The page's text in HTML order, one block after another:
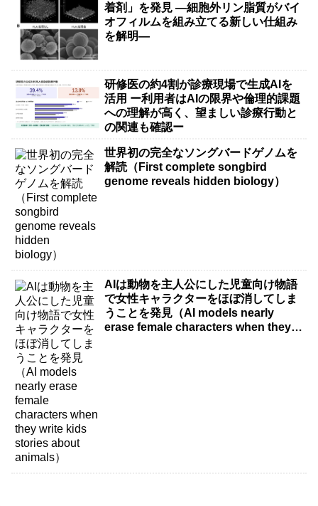
着剤」を発見 ―細胞外リン脂質がバイ
オフィルムを組み立てる新しい仕組み
を解明―
研修医の約4割が診療現場で生成AIを
活用 ー利用者はAIの限界や倫理的課題
への理解が高く、望ましい診療行動と
の関連も確認ー
世界初の完全なソングバードゲノムを
解読（First complete songbird
genome reveals hidden biology）
AIは動物を主人公にした児童向け物語
で女性キャラクターをほぼ消してしま
うことを発見（AI models nearly
erase female characters when they